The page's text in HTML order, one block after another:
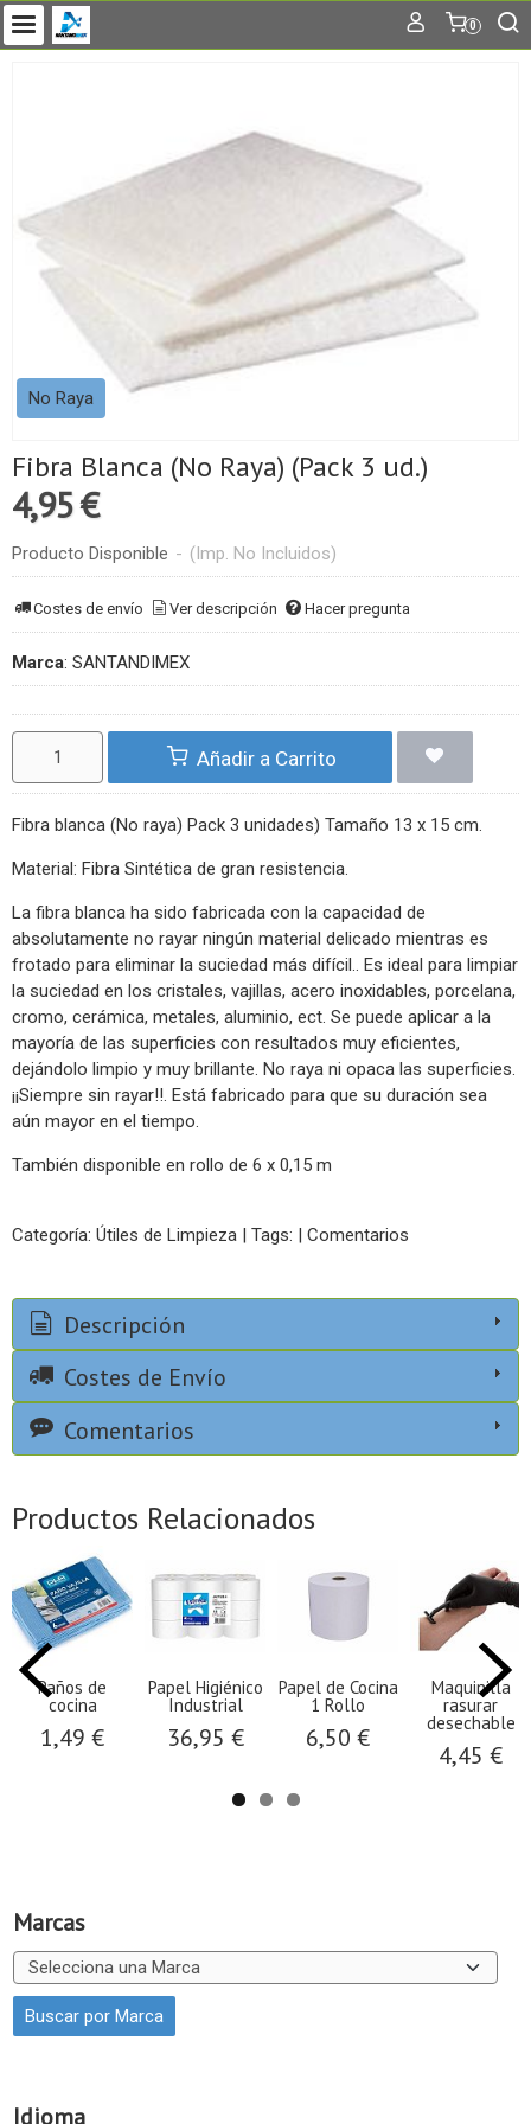
0
Marcas
Idioma
No Raya
Fibra Blanca (No Raya) (Pack 3 ud.)
4,95 €
Producto Disponible - (Imp. No Incluidos)
Costes de envío Ver descripción Hacer pregunta
Marca: SANTANDIMEX
Añadir a Carrito
Fibra blanca (No raya) Pack 3 unidades) Tamaño 13 x 15 cm.
Material: Fibra Sintética de gran resistencia.
La fibra blanca ha sido fabricada con la capacidad de
absolutamente no rayar ningún material delicado mientras es
frotado para eliminar la suciedad más difícil.. Es ideal para limpiar
la suciedad en los cristales, vajillas, acero inoxidables, porcelana,
cromo, cerámica, metales, aluminio, ect. Se puede aplicar a la
mayoría de las superficies con resultados muy eficientes,
dejándolo limpio y muy brillante. No raya ni opaca las superficies.
¡¡Siempre sin rayar!!. Está fabricado para que su duración sea
aún mayor en el tiempo.
También disponible en rollo de 6 x 0,15 m
Categoría: Útiles de Limpieza | Tags: | Comentarios
Descripción
Costes de Envío
Comentarios
Productos Relacionados
Paños de
cocina
1,49 €
Papel Higiénico
Industrial
36,95 €
Papel de Cocina
1 Rollo
6,50 €
Maquinilla
rasurar
desechable
4,45 €